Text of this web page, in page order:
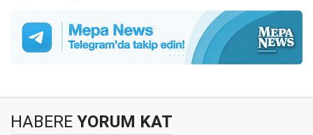
HABERE YORUM KAT